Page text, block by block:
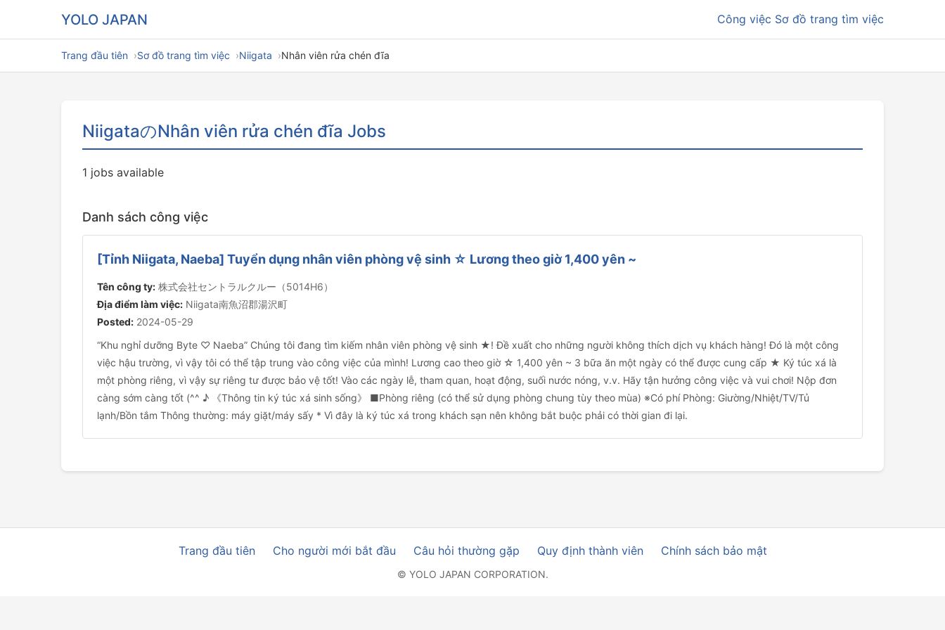
YOLO JAPAN Công việc Sơ đồ trang tìm việc
Trang đầu tiên Sơ đồ trang tìm việc Niigata Nhân viên rửa chén đĩa
NiigataのNhân viên rửa chén đĩa Jobs
1 jobs available
Danh sách công việc
[Tỉnh Niigata, Naeba] Tuyển dụng nhân viên phòng vệ sinh ☆ Lương theo giờ 1,400 yên ~
Tên công ty: 株式会社セントラルクルー（5014H6）
Địa điểm làm việc: Niigata南魚沼郡湯沢町
Posted: 2024-05-29
“Khu nghỉ dưỡng Byte ♡ Naeba” Chúng tôi đang tìm kiếm nhân viên phòng vệ sinh ★! Đề xuất cho những người không thích dịch vụ khách hàng! Đó là một công
việc hậu trường, vì vậy tôi có thể tập trung vào công việc của mình! Lương cao theo giờ ☆ 1,400 yên ~ 3 bữa ăn một ngày có thể được cung cấp ★ Ký túc xá là
một phòng riêng, vì vậy sự riêng tư được bảo vệ tốt! Vào các ngày lễ, tham quan, hoạt động, suối nước nóng, v.v. Hãy tận hưởng công việc và vui chơi! Nộp đơn
càng sớm càng tốt (^^ ♪ 《Thông tin ký túc xá sinh sống》 ■Phòng riêng (có thể sử dụng phòng chung tùy theo mùa) ※Có phí Phòng: Giường/Nhiệt/TV/Tủ
lạnh/Bồn tắm Thông thường: máy giặt/máy sấy * Vì đây là ký túc xá trong khách sạn nên không bắt buộc phải có thời gian đi lại.
Trang đầu tiên Cho người mới bắt đầu Câu hỏi thường gặp Quy định thành viên Chính sách bảo mật
© YOLO JAPAN CORPORATION.